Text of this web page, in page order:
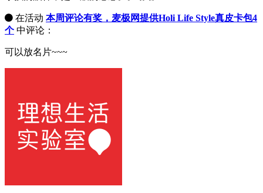
在活动 本周评论有奖，麦极网提供Holi Life Style真皮卡包4
个 中评论：
可以放名片~~~